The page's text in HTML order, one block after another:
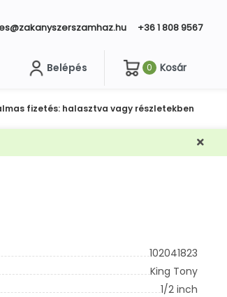
+36 1 808 9567
Belépés 0 Kosár
fizetés: halasztva vagy részletekben
102041823
King Tony
1/2 inch